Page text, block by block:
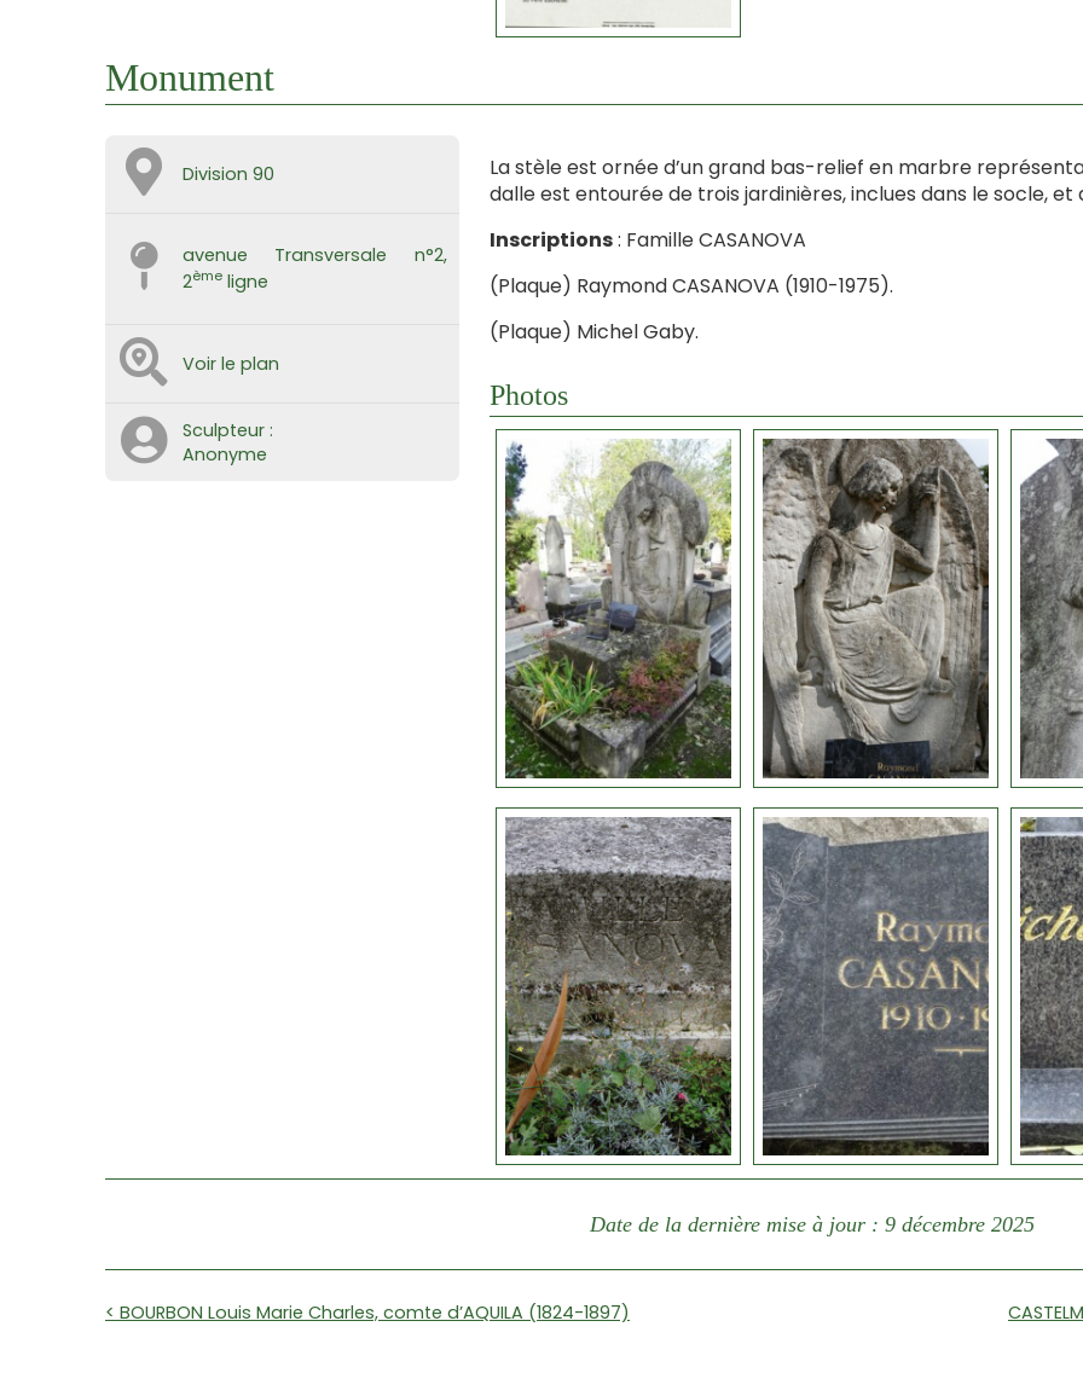
Monument
Division 90
avenue Transversale n°2,
2ème ligne
Voir le plan
Sculpteur :
Anonyme
La stèle est ornée d’un grand bas-relief en marbre
dalle est entourée de trois jardinières, inclues dans le socle, et
Inscriptions: Famille CASANOVA
(Plaque) Raymond CASANOVA (1910-1975).
(Plaque) Michel Gaby.
Photos
Date de la dernière mise à jour : 9 décembre 2025
< BOURBON Louis Marie Charles, comte d’AQUILA (1824-1897)